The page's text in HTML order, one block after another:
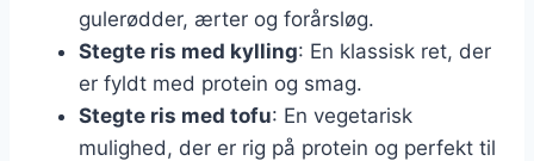
gulerødder, ærter og forårsløg.
Stegte ris med kylling: En klassisk ret, der
er fyldt med protein og smag.
Stegte ris med tofu: En vegetarisk
mulighed, der er rig på protein og perfekt til